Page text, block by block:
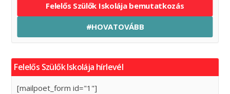
Felelős Szülők Iskolája bemutatkozás
#HOVATOVÁBB
Felelős Szülők Iskolája hírlevél
[mailpoet_form id="1"]